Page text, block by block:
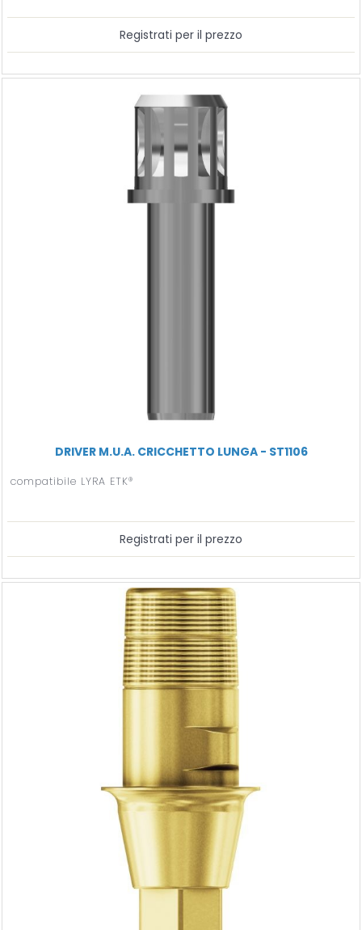
Registrati per il prezzo
DRIVER M.U.A. CRICCHETTO LUNGA - ST1106
compatibile LYRA ETK®
Registrati per il prezzo